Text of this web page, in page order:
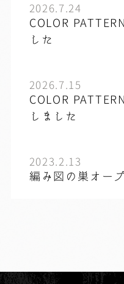
2026.7.24
COLOR
した
2026.7.15
COLOR
しました
2023.2.13
編み図の巣オー